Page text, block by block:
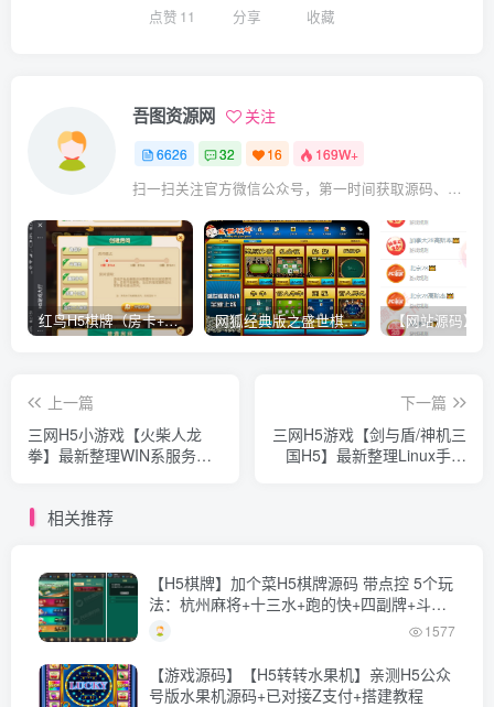
点赞 11 分享 收藏
吾图资源网 关注
6626 32 16 169W+
扫一扫关注官方微信公众号，第一时间获取源码、网赚项目资源教程，自媒体等知识干货，让互联网创业赚钱更简单。
红鸟H5棋牌（房卡+金币）全套双模式游戏源码 网狐经典版之盛世棋牌完整游戏源码（包含文档、架设教程、网站、源代码等）
上一篇
三网H5小游戏【火柴人龙
拳】最新整理WIN系服务端
下一篇
三网H5游戏【剑与盾/神机三
国H5】最新整理Linux手工
相关推荐
【H5棋牌】加个菜H5棋牌源码 带点控 5个玩
法：杭州麻将+十三水+跑的快+四副牌+斗地
主
1577
【游戏源码】【H5转转水果机】亲测H5公众
号版水果机源码+已对接Z支付+搭建教程